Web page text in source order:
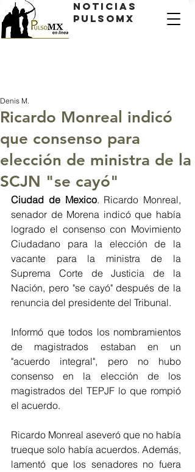
Noticias
PulsoMX
Ricardo Monreal indicó
que consenso para
elección de ministra de la
SCJN "se cayó"
Denis M.
Ciudad de Mexico. Ricardo Monreal,
senador de Morena indicó que había
logrado el consenso con Movimiento
Ciudadano para la elección de la
vacante para la ministra de la
Suprema Corte de Justicia de la
Nación, pero "se cayó" después de la
renuncia del presidente del Tribunal.
Informó que todos los nombramientos
de magistrados estaban en un
"acuerdo integral", pero no hubo
consenso en la elección de los
magistrados del TEPJF lo que rompió
el acuerdo.
Ricardo Monreal aseveró que no había
trueque solo había acuerdos. Además,
lamentó que los senadores no fuera